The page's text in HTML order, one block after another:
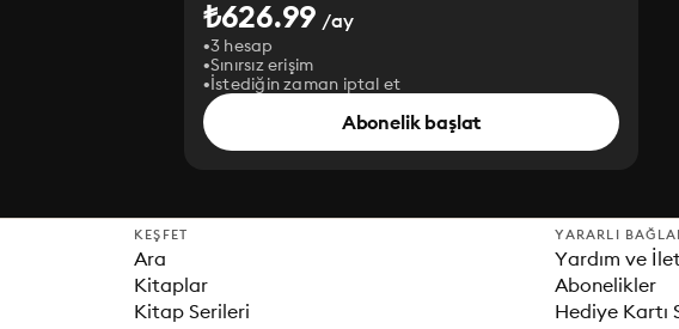
₺626.99 /ay
3 hesap
Sınırsız erişim
İstediğin zaman iptal et
Abonelik başlat
KEŞFET
Ara
Kitaplar
Kitap Serileri
YARARLI
Yardım ve
Abonelikler
Hediye Kartı